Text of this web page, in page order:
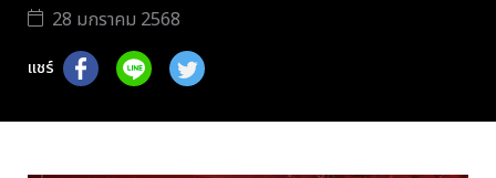
28 มกราคม 2568
แชร์